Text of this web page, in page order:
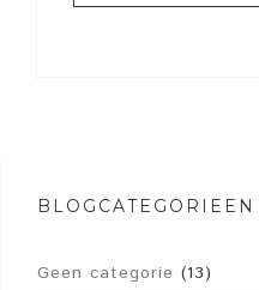
BLOGCATEGORIEËN
Geen categorie (13)